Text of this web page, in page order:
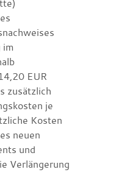
EUR
zusätzlich
je
Kosten
neuen
und
Verlängerung